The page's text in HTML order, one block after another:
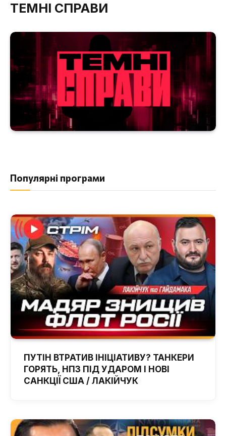
ТЕМНІ СПРАВИ
Популярні програми
ПУТІН ВТРАТИВ ІНІЦІАТИВУ? ТАНКЕРИ
ГОРЯТЬ, НПЗ ПІД УДАРОМ І НОВІ
САНКЦІЇ США / ЛАКІЙЧУК